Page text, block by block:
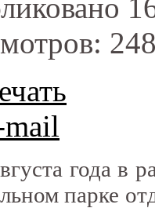
года в
парке